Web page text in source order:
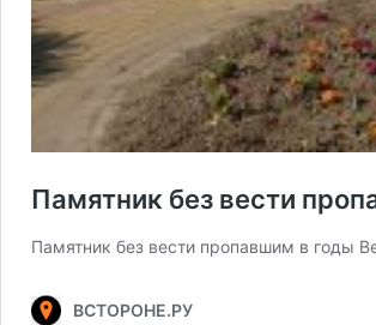
Памятник без вести
Памятник без вести пропавшим в годы
ВСТОРОНЕ.РУ